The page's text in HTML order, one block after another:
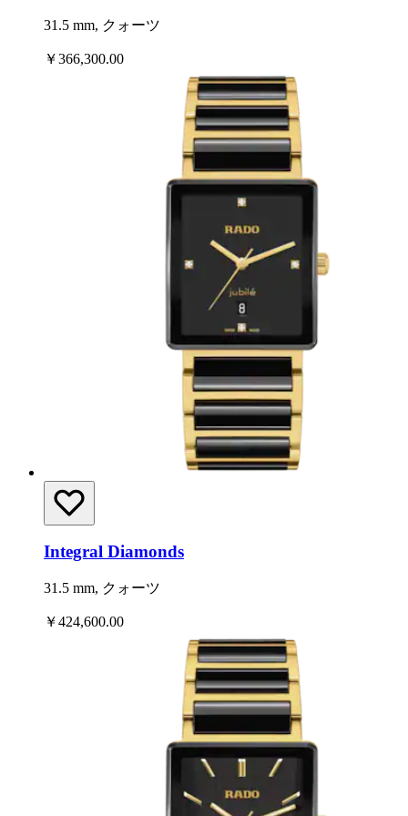
31.5 mm, クォーツ
￥366,300.00
Integral Diamonds
31.5 mm, クォーツ
￥424,600.00